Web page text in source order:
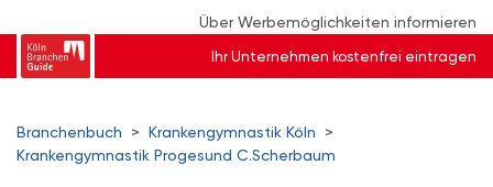
Über Werbemöglichkeiten informieren
Ihr Unternehmen kostenfrei eintragen
Branchenbuch > Krankengymnastik Köln
>
Krankengymnastik Progesund C.Scherbaum